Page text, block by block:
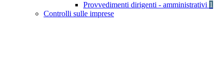
Provvedimenti dirigenti - amministrativi 1
Controlli sulle imprese